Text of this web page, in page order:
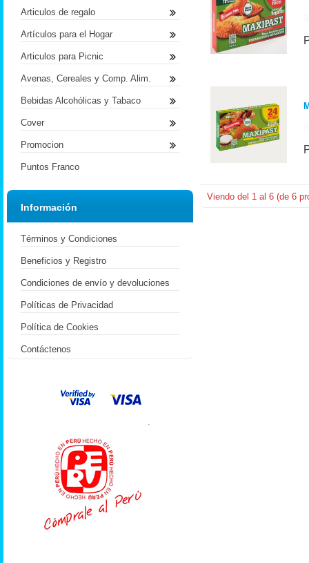
Viendo del 1 al 6 (de 6
Articulos de regalo
Artículos para el Hogar
Articulos para Picnic
Avenas, Cereales y Comp. Alim.
Bebidas Alcohólicas y Tabaco
Cover
Promocion
Puntos Franco
Información
Términos y Condiciones
Beneficios y Registro
Condiciones de envío y devoluciones
Políticas de Privacidad
Política de Cookies
Contáctenos
.